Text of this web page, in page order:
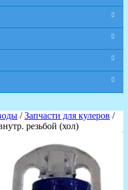
/Запчасти для кулеров /
резьбой (хол)